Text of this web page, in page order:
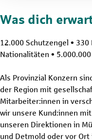
Was dich
12.000 Schutzengel •
Nationalitäten •
Als Provinzial Konzern
der Region mit
Mitarbeiter:innen in
wir unsere Kund:innen
unseren Direktionen in
und Detmold oder vor